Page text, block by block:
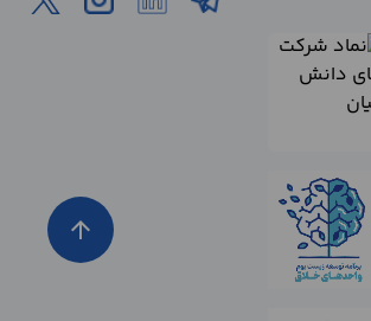
arrow_upward